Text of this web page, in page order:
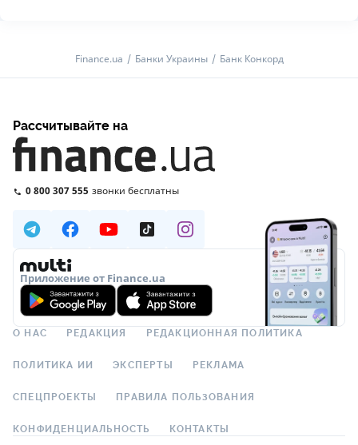
Finance.ua Банки Украины Банк Конкорд
Рассчитывайте на
0 800 307 555 звонки бесплатны
Приложение от Finance.ua
О НАС РЕДАКЦИЯ РЕДАКЦИОННАЯ ПОЛИТИКА
ПОЛИТИКА ИИ ЭКСПЕРТЫ РЕКЛАМА
СПЕЦПРОЕКТЫ ПРАВИЛА ПОЛЬЗОВАНИЯ
КОНФИДЕНЦИАЛЬНОСТЬ КОНТАКТЫ